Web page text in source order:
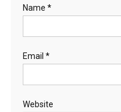
Name *
Email *
Website